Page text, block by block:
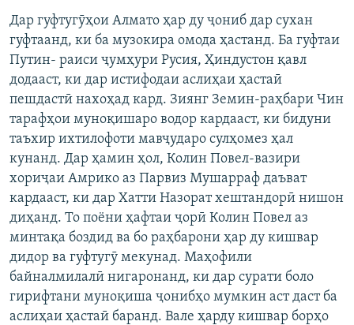
Дар гуфтугӯҳои Алмато ҳар ду ҷониб дар сухан
гуфтаанд, ки ба музокира омода ҳастанд. Ба гуфтаи
Путин- раиси ҷумҳури Русия, Ҳиндустон қавл
додааст, ки дар истифодаи аслиҳаи ҳастаӣ
пешдастӣ нахоҳад кард. Зиянг Земин-раҳбари Чин
тарафҳои муноқишаро водор кардааст, ки бидуни
таъхир ихтилофоти мавҷударо сулҳомез ҳал
кунанд. Дар ҳамин ҳол, Колин Повел-вазири
хориҷаи Амрико аз Парвиз Мушарраф даъват
кардааст, ки дар Хатти Назорат хештандорӣ нишон
диҳанд. То поёни ҳафтаи ҷорӣ Колин Повел аз
минтақа боздид ва бо раҳбарони ҳар ду кишвар
дидор ва гуфтугӯ мекунад. Маҳофили
байналмилалӣ нигаронанд, ки дар сурати боло
гирифтани муноқиша ҷонибҳо мумкин аст даст ба
аслиҳаи ҳастаӣ баранд. Вале ҳарду кишвар борҳо